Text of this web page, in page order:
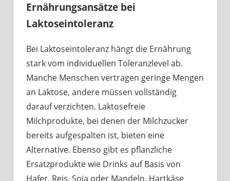
Ernährungsansätze bei
Laktoseintoleranz
Bei Laktoseintoleranz hängt die Ernährung
stark vom individuellen Toleranzlevel ab.
Manche Menschen vertragen geringe Mengen
an Laktose, andere müssen vollständig
darauf verzichten. Laktosefreie
Milchprodukte, bei denen der Milchzucker
bereits aufgespalten ist, bieten eine
Alternative. Ebenso gibt es pflanzliche
Ersatzprodukte wie Drinks auf Basis von
Hafer, Reis, Soja oder Mandeln. Hartkäse